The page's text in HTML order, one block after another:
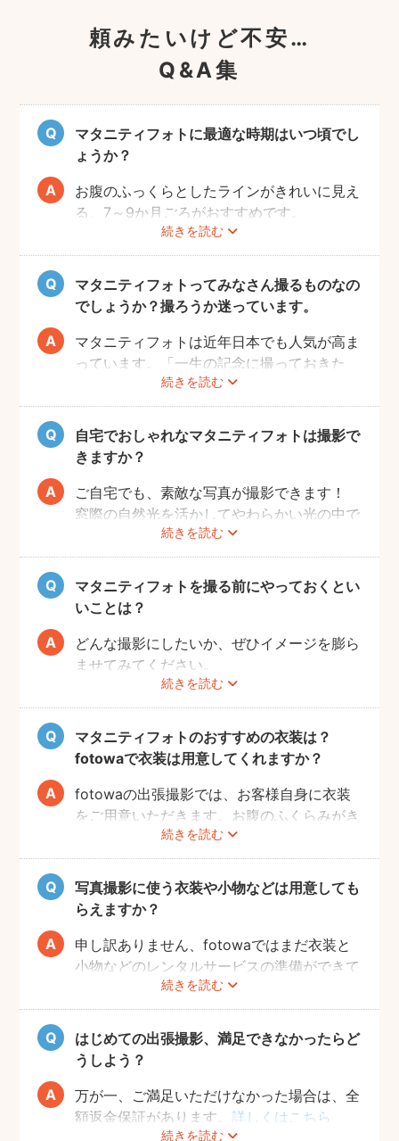
頼みたいけど不安…
Q&A集
マタニティフォトに最適な時期はいつ頃でし
ょうか？
続きを読む
お腹のふっくらとしたラインがきれいに見え
る、7～9か月ごろがおすすめです。
赤ちゃんが出産予定日よりも早く誕生するこ
ともありますので、臨月までの撮影をご検討
いただければと思います。
マタニティフォトってみなさん撮るものなの
でしょうか？撮ろうか迷っています。
続きを読む
マタニティフォトは近年日本でも人気が高ま
っています。「一生の記念に撮っておきた
い」と考える方が増えているようです。
また、マタニティフォトを撮るべきか迷って
いらっしゃる方の多くに、「衣装がはずかし
い」「素肌を見られたくない」と考える方も
多いようです。
fotowaではご自宅への出張も可能ですの
で、ご夫婦らしい装いで自然体なマタニティ
フォトを撮影いただけます。
ご近所の公園でカジュアルに撮影したり、素
肌をみせる衣装ではご自宅で撮影するなど、
撮影時間の範囲内でシーンを変えることも可
能です。
自宅でおしゃれなマタニティフォトは撮影で
きますか？
続きを読む
ご自宅でも、素敵な写真が撮影できます！
窓際の自然光を活かしてやわらかい光の中で
撮影するのが人気です。妊婦さんはお部屋の
お片付けも大変かと思いますが、撮影したい
場所周辺だけお片付けいただく程度で大丈夫
です。
マタニティフォトを撮る前にやっておくとい
いことは？
続きを読む
どんな撮影にしたいか、ぜひイメージを膨ら
ませてみてください。
Instagramやママ向けの雑誌などで、素敵な
撮影事例を見たり、サッシュベルト等の撮影
小物について情報収集するのも楽しいです
よ。また、何より大事なのは被写体のママと
お腹の赤ちゃんの健康です。当日無理せず撮
影を行えるよう、日々健やかに過ごしていた
だければと思います。
マタニティフォトのおすすめの衣装は？
fotowaで衣装は用意してくれますか？
続きを読む
fotowaの出張撮影では、お客様自身に衣装
をご用意いただきます。お腹のふくらみがき
れいに見える薄手のお洋服や、チューブトッ
プにスカート等で、素肌を写すスタイルも人
気です。どうぞお好きな衣装で撮影を楽しん
でくださいね。
写真撮影に使う衣装や小物などは用意しても
らえますか？
続きを読む
申し訳ありません、fotowaではまだ衣装と
小物などのレンタルサービスの準備ができて
おりませんので、お客様ご自身にご用意をお
願いしております。
はじめての出張撮影、満足できなかったらど
うしよう？
続きを読む
万が一、ご満足いただけなかった場合は、全
額返金保証があります。詳しくはこちら